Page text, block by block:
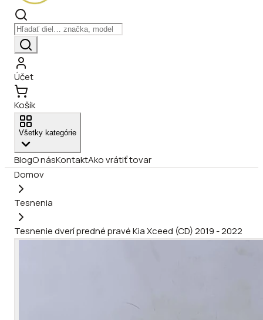
Účet
Košík
Všetky kategórie
BlogO násKontaktAko vrátiť tovar
Domov
Tesnenia
Tesnenie dverí predné pravé Kia Xceed (CD) 2019 - 2022